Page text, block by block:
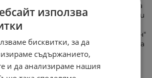
с ориз "Сладък сън"
има в състава
биологични съставки и хранителни
за най-доброто развитие на
каша с ориз и рожков "Сладък сън"
3 минерала, които отговарят на
на Вашето дете.
с ориз "Сладък сън"не съдържа
използва
бисквитки, за да
съдържанието,
и да анализираме нашия